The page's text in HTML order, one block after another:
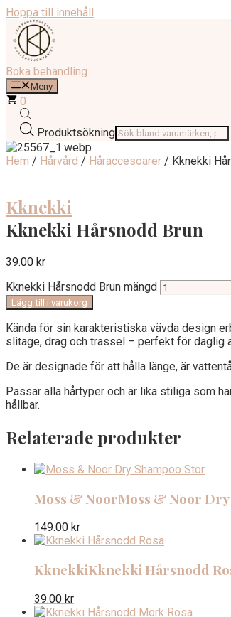
Hoppa till innehåll
Boka behandling
Meny
0
Produktsökning
Hem / Hårvård / Håraccesoarer / Kknekki
Kknekki
Kknekki Hårsnodd Brun
39.00 kr
Kknekki Hårsnodd Brun mängd
Lägg till i varukorg
Kända för sin karakteristiska vävda design
slitage, drag och trassel – perfekt för daglig
De är designade för att hålla länge, är
Passar alla hårtyper och är lika stiliga som
hållbar.
Relaterade produkter
Moss & NoorMoss & Noor
149.00 kr
KknekkiKknekki Hårsnodd
39.00 kr